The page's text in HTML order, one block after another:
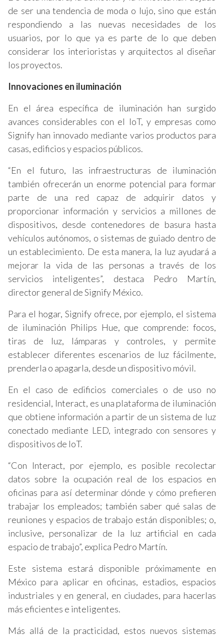
de ser una tendencia de moda o lujo, sino que están
respondiendo a las nuevas necesidades de los
usuarios, por lo que ya es parte de lo que deben
considerar los interioristas y arquitectos al diseñar
los proyectos.
Innovaciones en iluminación
En el área específica de iluminación han surgido
avances considerables con el IoT, y empresas como
Signify han innovado mediante varios productos para
casas, edificios y espacios públicos.
“En el futuro, las infraestructuras de iluminación
también ofrecerán un enorme potencial para formar
parte de una red capaz de adquirir datos y
proporcionar información y servicios a millones de
dispositivos, desde contenedores de basura hasta
vehículos autónomos, o sistemas de guiado dentro de
un establecimiento. De esta manera, la luz ayudará a
mejorar la vida de las personas a través de los
servicios inteligentes”, destaca Pedro Martín,
director general de Signify México.
Para el hogar, Signify ofrece, por ejemplo, el sistema
de iluminación Philips Hue, que comprende: focos,
tiras de luz, lámparas y controles, y permite
establecer diferentes escenarios de luz fácilmente,
prenderla o apagarla, desde un dispositivo móvil.
En el caso de edificios comerciales o de uso no
residencial, Interact, es una plataforma de iluminación
que obtiene información a partir de un sistema de luz
conectado mediante LED, integrado con sensores y
dispositivos de IoT.
“Con Interact, por ejemplo, es posible recolectar
datos sobre la ocupación real de los espacios en
oficinas para así determinar dónde y cómo prefieren
trabajar los empleados; también saber qué salas de
reuniones y espacios de trabajo están disponibles; o,
inclusive, personalizar de la luz artificial en cada
espacio de trabajo”, explica Pedro Martín.
Este sistema estará disponible próximamente en
México para aplicar en oficinas, estadios, espacios
industriales y en general, en ciudades, para hacerlas
más eficientes e inteligentes.
Más allá de la practicidad, estos nuevos sistemas